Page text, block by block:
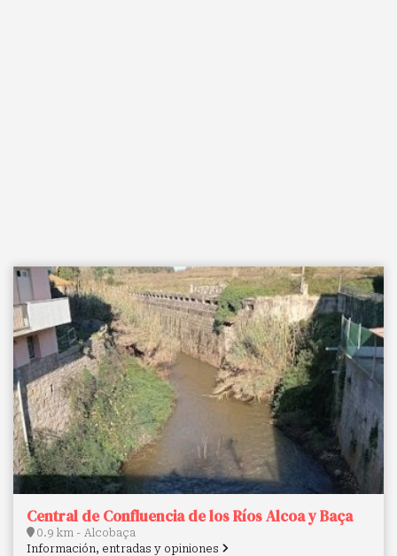
Central de Confluencia de los Ríos Alcoa y Baça
0.9 km - Alcobaça
Información, entradas y opiniones